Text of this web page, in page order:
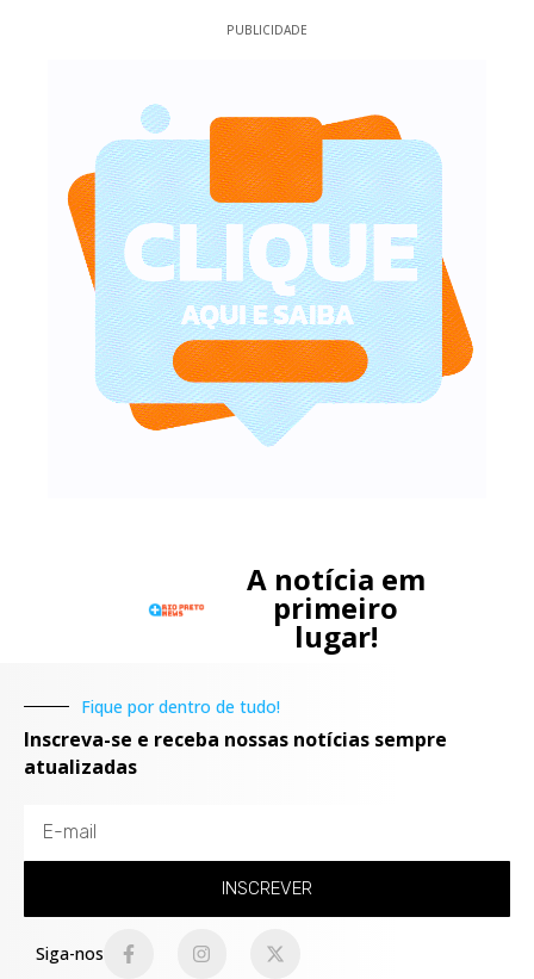
PUBLICIDADE
A notícia em
primeiro
lugar!
Fique por dentro de tudo!
Inscreva-se e receba nossas notícias sempre
atualizadas
INSCREVER
Siga-nos